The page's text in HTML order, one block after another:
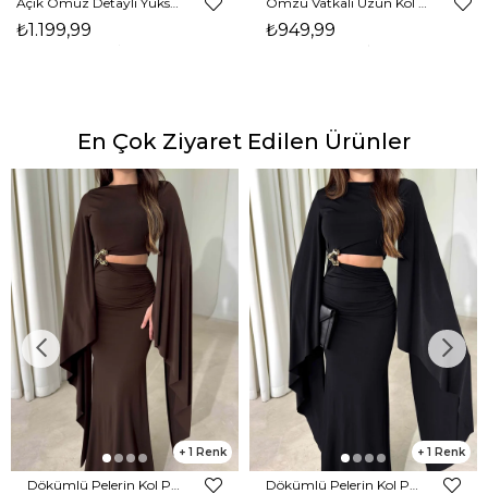
₺1.199,99 ₺949,99
En Çok Ziyaret Edilen Ürünler
1 1